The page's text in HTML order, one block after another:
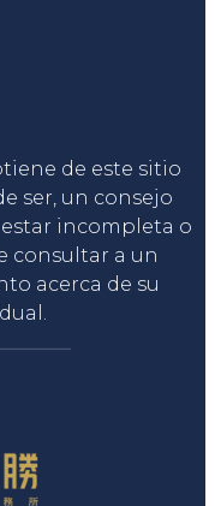
de este sitio
ser, un consejo
incompleta o
consultar a un
acerca de su